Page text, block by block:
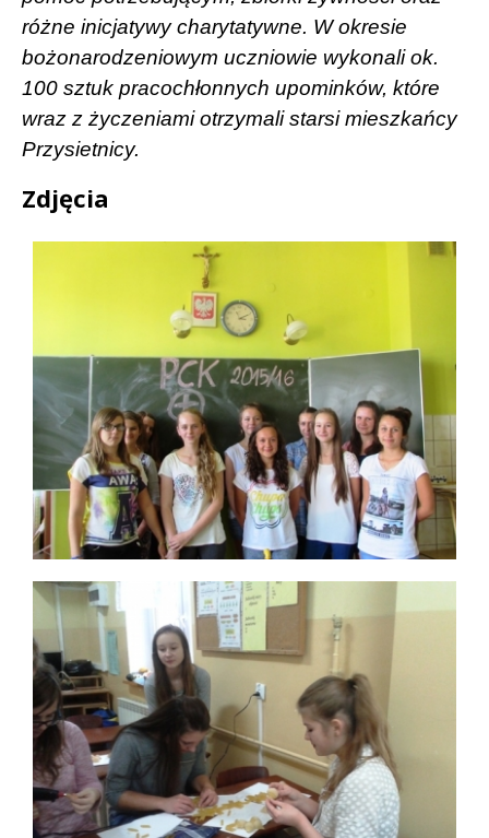
różne inicjatywy charytatywne. W okresie
bożonarodzeniowym uczniowie wykonali ok.
100 sztuk pracochłonnych upominków, które
wraz z życzeniami otrzymali starsi mieszkańcy
Przysietnicy.
Zdjęcia